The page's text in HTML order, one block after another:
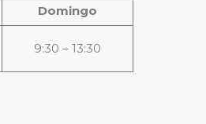
Domingo
9:30 – 13:30